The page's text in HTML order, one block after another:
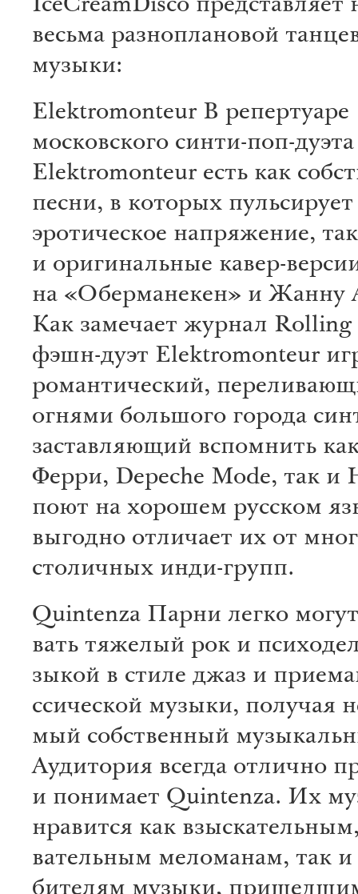
IceCreamDisco представляет
весьма разноплановой
музыки:
ElektromonteurВ репертуаре
московского синти-поп-дуэта
Elektromonteur есть как
песни, в которых пульсирует
эротическое напряжение, так
и оригинальные кавер-
на «Оберманекен» и Жанну
Как замечает журнал Rolling
фэшн-дуэт Elektromonteur
романтический,
огнями большого города
заставляющий вспомнить
Ферри, Depeche Mode, так и
поют на хорошем русском
выгодно отличает их от
столичных инди-групп.
Quintenza Парни легко
вать тя­же­лый рок и
зы­кой в стиле джаз и
ссиче­ской му­зы­ки, по­лу­чая
мый соб­ствен­ный
Ауди­то­рия все­гда от­лич­но
и по­ни­мает Quintenza. Их
нрави­тся как
ватель­ным ме­ло­манам, так